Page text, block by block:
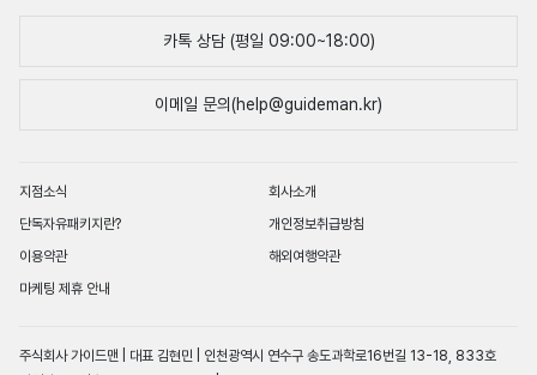
카톡 상담 (평일 09:00~18:00)
이메일 문의(help@guideman.kr)
지점소식
회사소개
단독자유패키지란?
개인정보취급방침
이용약관
해외여행약관
마케팅 제휴 안내
주식회사 가이드맨 | 대표 김현민 | 인천광역시 연수구 송도과학로16번길 13-18, 833호